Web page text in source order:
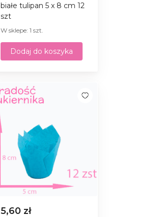
białe tulipan 5 x 8 сm 12
szt
W sklepe: 1 szt.
Dodaj do koszyka
5,60 zł